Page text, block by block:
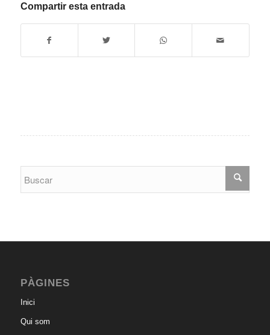
Compartir esta entrada
PÀGINES
Inici
Qui som